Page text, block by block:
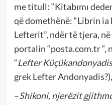
me titull: “Kitabımı
që domethënë: “Librin
Lefterit”, ndër të tjera,
portalin “posta.com.tr “,
“Lefter
grek Lefter
–Shikoni, njerëzit